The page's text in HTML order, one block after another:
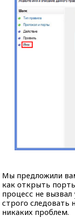
Мы предложили
как открыть
процесс не
строго следовать
никаких проблем.